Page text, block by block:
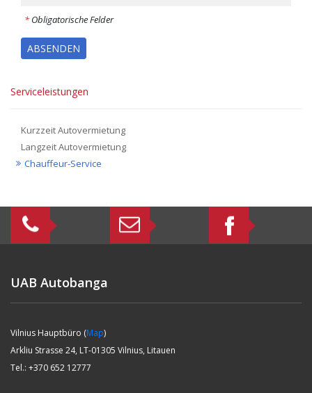
*Obligatorische Felder
ABSENDEN
Serviceleistungen
Kurzzeit Autovermietung
Langzeit Autovermietung
Chauffeur-Service
UAB Autobanga
Vilnius Hauptbüro (Map)
Arkliu Strasse 24, LT-01305 Vilnius, Litauen
Tel.: +370 652 12777